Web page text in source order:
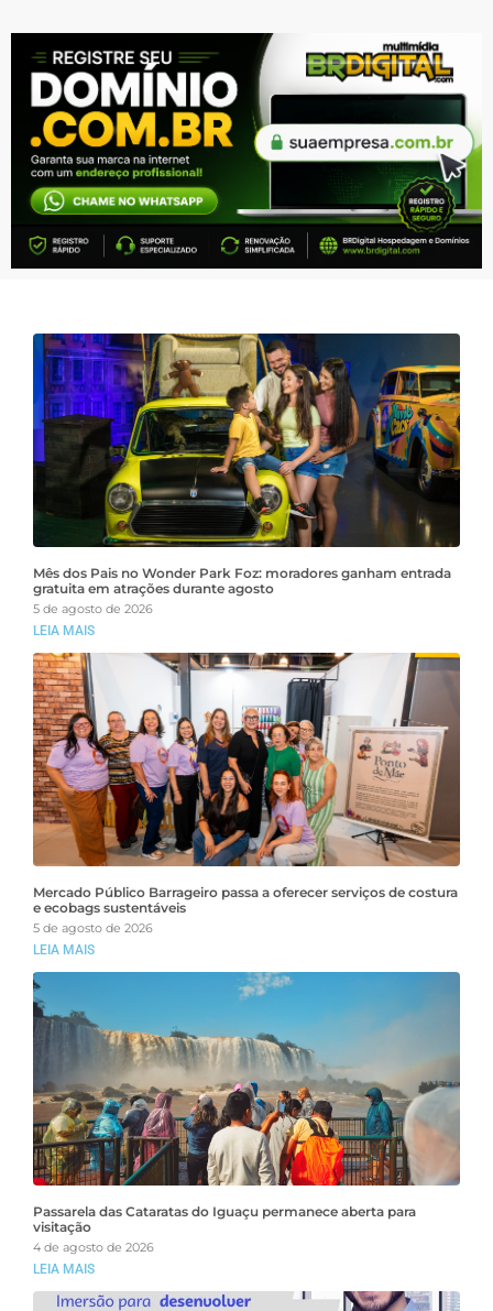
Mês dos Pais no Wonder Park Foz: moradores ganham entrada
gratuita em atrações durante agosto
5 de agosto de 2026
LEIA MAIS
Mercado Público Barrageiro passa a oferecer serviços de costura
e ecobags sustentáveis
5 de agosto de 2026
LEIA MAIS
Passarela das Cataratas do Iguaçu permanece aberta para
visitação
4 de agosto de 2026
LEIA MAIS